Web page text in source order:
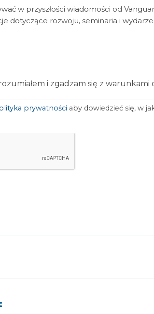
w przyszłości wiadomości od
dotyczące rozwoju, seminaria i
i zgadzam się z
prywatności aby dowiedzieć się, w